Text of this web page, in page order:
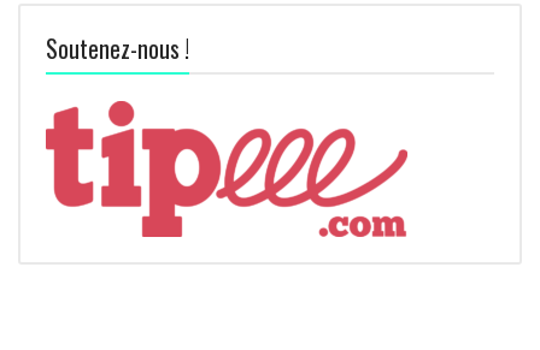
Soutenez-nous !